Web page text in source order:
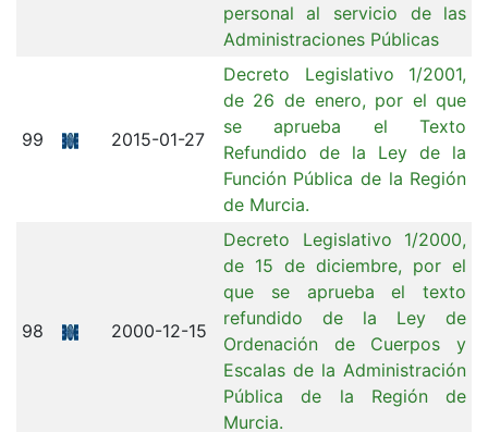
personal al servicio de las
Administraciones Públicas
99 2015-01-27
Decreto Legislativo 1/2001,
de 26 de enero, por el que
se aprueba el Texto
Refundido de la Ley de la
Función Pública de la Región
de Murcia.
98 2000-12-15
Decreto Legislativo 1/2000,
de 15 de diciembre, por el
que se aprueba el texto
refundido de la Ley de
Ordenación de Cuerpos y
Escalas de la Administración
Pública de la Región de
Murcia.